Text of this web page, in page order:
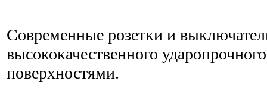
Современные розетки и
высококачественного
поверхностями.